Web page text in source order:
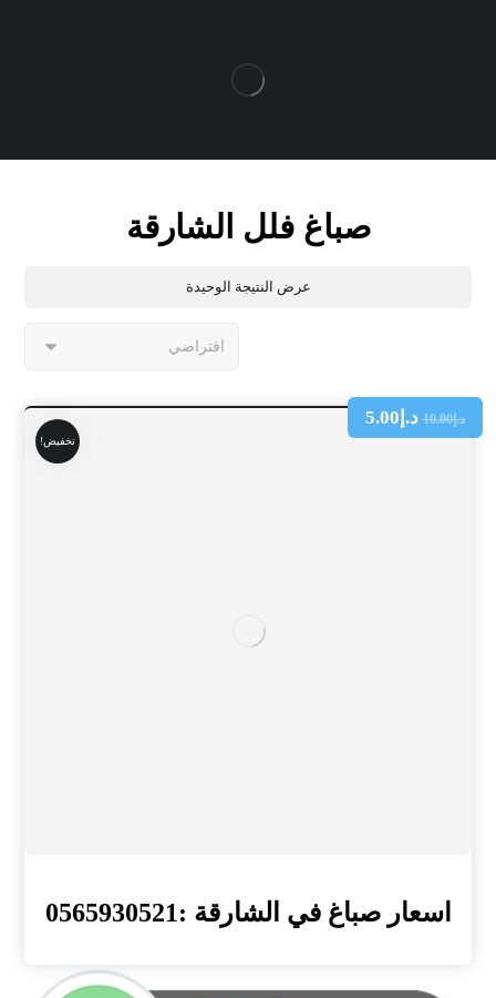
صباغ فلل الشارقة
عرض النتيجة الوحيدة
تخفيض!
اسعار صباغ في الشارقة :0565930521
د.إ10.00 د.إ 5.00